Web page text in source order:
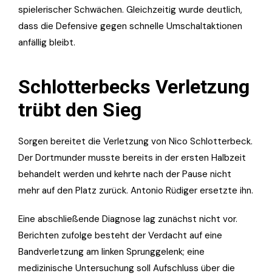
spielerischer Schwächen. Gleichzeitig wurde deutlich,
dass die Defensive gegen schnelle Umschaltaktionen
anfällig bleibt.
Schlotterbecks Verletzung
trübt den Sieg
Sorgen bereitet die Verletzung von Nico Schlotterbeck.
Der Dortmunder musste bereits in der ersten Halbzeit
behandelt werden und kehrte nach der Pause nicht
mehr auf den Platz zurück. Antonio Rüdiger ersetzte ihn.
Eine abschließende Diagnose lag zunächst nicht vor.
Berichten zufolge besteht der Verdacht auf eine
Bandverletzung am linken Sprunggelenk; eine
medizinische Untersuchung soll Aufschluss über die